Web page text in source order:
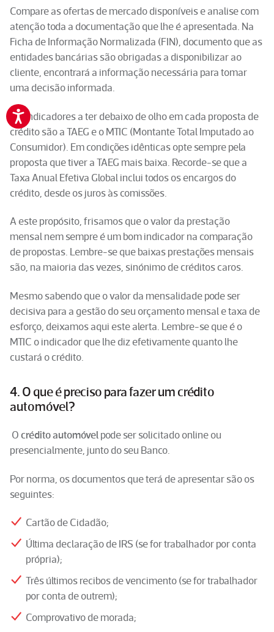
Compare as ofertas de mercado disponíveis e analise com
atenção toda a documentação que lhe é apresentada. Na
Ficha de Informação Normalizada (FIN), documento que as
entidades bancárias são obrigadas a disponibilizar ao
cliente, encontrará a informação necessária para tomar
uma decisão informada.
Os indicadores a ter debaixo de olho em cada proposta de
crédito são a TAEG e o MTIC (Montante Total Imputado ao
Consumidor). Em condições idênticas opte sempre pela
proposta que tiver a TAEG mais baixa. Recorde-se que a
Taxa Anual Efetiva Global inclui todos os encargos do
crédito, desde os juros às comissões.
A este propósito, frisamos que o valor da prestação
mensal nem sempre é um bom indicador na comparação
de propostas. Lembre-se que baixas prestações mensais
são, na maioria das vezes, sinónimo de créditos caros.
Mesmo sabendo que o valor da mensalidade pode ser
decisiva para a gestão do seu orçamento mensal e taxa de
esforço, deixamos aqui este alerta. Lembre-se que é o
MTIC o indicador que lhe diz efetivamente quanto lhe
custará o crédito.
4. O que é preciso para fazer um crédito
automóvel?
Ocrédito automóvel pode ser solicitado online ou
presencialmente, junto do seu Banco.
Por norma, os documentos que terá de apresentar são os
seguintes:
Cartão de Cidadão;
Última declaração de IRS (se for trabalhador por conta
própria);
Três últimos recibos de vencimento (se for trabalhador
por conta de outrem);
Comprovativo de morada;